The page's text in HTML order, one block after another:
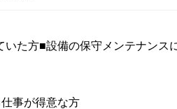
いた方■設備の保守メンテナンス
事が得意な方